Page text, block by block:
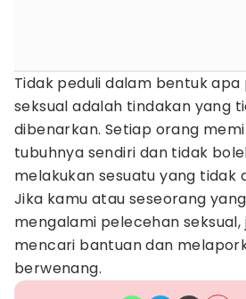
Tidak peduli dalam bentuk
seksual adalah tindakan yang
dibenarkan. Setiap orang
tubuhnya sendiri dan tidak
melakukan sesuatu yang tidak
Jika kamu atau seseorang
mengalami pelecehan
mencari bantuan dan
berwenang.